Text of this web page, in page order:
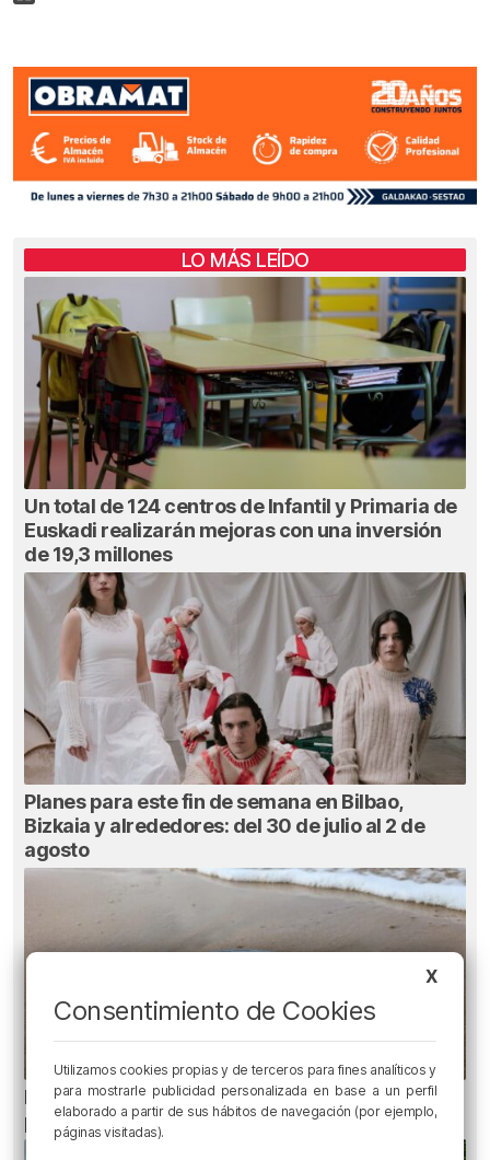
LO MÁS LEÍDO
Un total de 124 centros de Infantil y Primaria de
Euskadi realizarán mejoras con una inversión
de 19,3 millones
Planes para este fin de semana en Bilbao,
Bizkaia y alrededores: del 30 de julio al 2 de
agosto
Euskadi registra 27 picaduras de carabela
portuguesa
X
Consentimiento de Cookies
Utilizamos cookies propias y de terceros para fines analíticos y
para mostrarle publicidad personalizada en base a un perfil
elaborado a partir de sus hábitos de navegación (por ejemplo,
páginas visitadas).